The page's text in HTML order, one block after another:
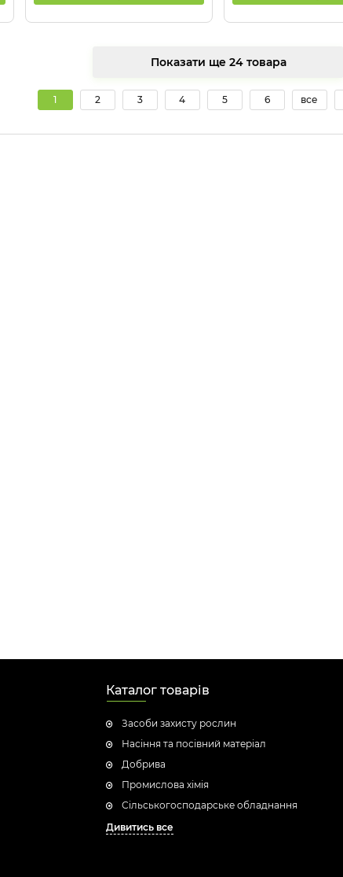
Показати ще 24 товара
1 2 3 4 5 6 все
Каталог товарів
Засоби захисту рослин
Насіння та посівний матеріал
Добрива
Промислова хімія
Сільськогосподарське обладнання
Дивитись все